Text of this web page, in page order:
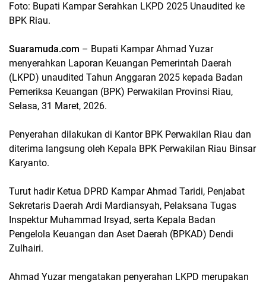
Foto: Bupati Kampar Serahkan LKPD 2025 Unaudited ke
BPK Riau.
Suaramuda.com – Bupati Kampar Ahmad Yuzar
menyerahkan Laporan Keuangan Pemerintah Daerah
(LKPD) unaudited Tahun Anggaran 2025 kepada Badan
Pemeriksa Keuangan (BPK) Perwakilan Provinsi Riau,
Selasa, 31 Maret, 2026.
Penyerahan dilakukan di Kantor BPK Perwakilan Riau dan
diterima langsung oleh Kepala BPK Perwakilan Riau Binsar
Karyanto.
Turut hadir Ketua DPRD Kampar Ahmad Taridi, Penjabat
Sekretaris Daerah Ardi Mardiansyah, Pelaksana Tugas
Inspektur Muhammad Irsyad, serta Kepala Badan
Pengelola Keuangan dan Aset Daerah (BPKAD) Dendi
Zulhairi.
Ahmad Yuzar mengatakan penyerahan LKPD merupakan